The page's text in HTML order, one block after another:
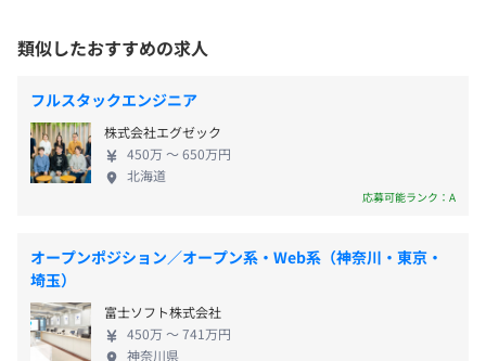
全社：44名
スキル面については、業務系担当者は基本、応用情報技術
者の取得者が多く在籍し、
ネットワーク系はクラウド系試験合格者が数名在籍してお
従業員に対する受動喫煙対策：屋内禁煙
〈神戸本社〉
「三ノ宮駅」徒歩7分
◎周辺にコンビニやご飯屋がたくさん！利便性が高い！
・特別休暇
・通勤手当（全額支給）
賞与：年2回（7月・12月）
供します。頻繁な法制度改正にも柔軟にする汎用性の
高いシステムの構築・運用を可能にしています。
〈開発事例〉 人事システム／給与システム／社会保
険システム／税務システム／福利厚生システム ②産
業ソリューション事業部 〜民間企業の多種多様なニ
ーズにタイムリーに対応するシステムの構築〜 民間
企業を中心に、多種多様なお客さまに対応するた
ソリューションを提供しています。ERPパッケージ
（SAP）の導入支援やRPAなどの新技術を活用し、業
務効率化・信頼性・可用性・保守性を高めること
で、ビジネスをサポートします。お客さまの成功を第
一に考え、ビジネスの課題解決に貢献します。 〈開
類似したおすすめの求人
フルスタックエンジニア
株式会社エグゼック
450万 〜 650万円
北海道
応募可能ランク：A
オープンポジション／オープン系・Web系（神奈川・東京・
埼玉）
富士ソフト株式会社
450万 〜 741万円
神奈川県